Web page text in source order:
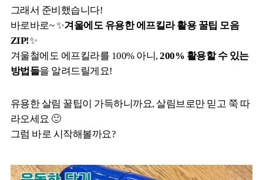
그래서 준비했습니다!
바로바로~ ✨겨울에도 유용한 에프킬라 활용 꿀팁 모음
ZIP!✨
겨울철에도 에프킬라를 100% 아니,200% 활용할 수 있는
방법들을 알려드릴게요!
유용한 살림 꿀팁이 가득하니까요, 살림브로만 믿고 쭉 따
라오세요 🙂
그럼 바로 시작해볼까요?